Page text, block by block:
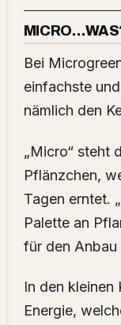
Bei
einfachste
nämlich den
„Micro“ steht
Pflänzchen,
Tagen erntet.
Palette an
für den
In den kleinen
Energie,